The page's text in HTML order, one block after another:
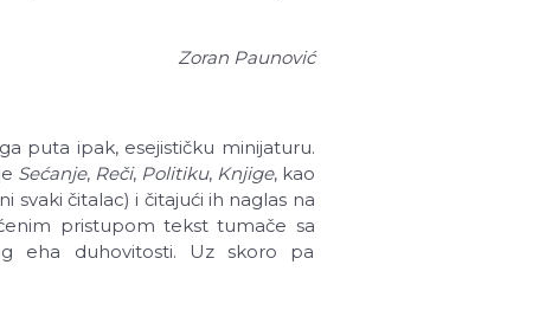
Zoran Paunović
puta ipak, esejističku minijaturu.
Sećanje, Reči, Politiku, Knjige, kao
svaki čitalac) i čitajući ih naglas na
pristupom tekst tumače sa
eha duhovitosti. Uz skoro pa